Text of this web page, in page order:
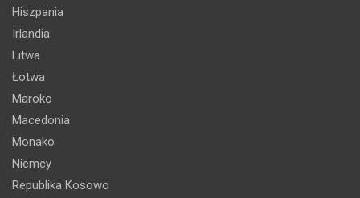
Hiszpania
Irlandia
Litwa
Łotwa
Maroko
Macedonia
Monako
Niemcy
Republika Kosowo